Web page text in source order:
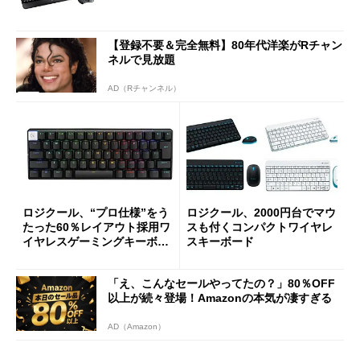
【登録不要＆完全無料】80年代洋楽がRチャン
ネルで見放題
AD（Rチャンネル）
ロジクール、“プロ仕様”をう
たった60％レイアウト採用ワ
イヤレスゲーミングキーボー
ロジクール、2000円台でマウ
スも付くコンパクトワイヤレ
スキーボード
「え、こんなセールやってたの？」80％OFF
以上が続々登場！Amazonの本気が凄すぎる
AD（Amazon）